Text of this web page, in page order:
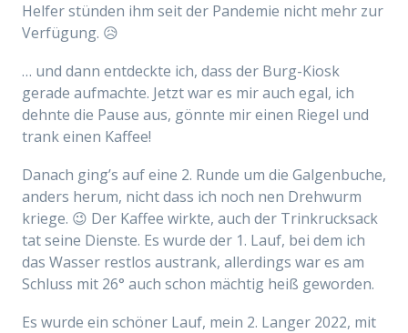
Helfer stünden ihm seit der Pandemie nicht mehr zur
Verfügung. 😥
… und dann entdeckte ich, dass der Burg-Kiosk
gerade aufmachte. Jetzt war es mir auch egal, ich
dehnte die Pause aus, gönnte mir einen Riegel und
trank einen Kaffee!
Danach ging’s auf eine 2. Runde um die Galgenbuche,
anders herum, nicht dass ich noch nen Drehwurm
kriege. 😉 Der Kaffee wirkte, auch der Trinkrucksack
tat seine Dienste. Es wurde der 1. Lauf, bei dem ich
das Wasser restlos austrank, allerdings war es am
Schluss mit 26° auch schon mächtig heiß geworden.
Es wurde ein schöner Lauf, mein 2. Langer 2022, mit